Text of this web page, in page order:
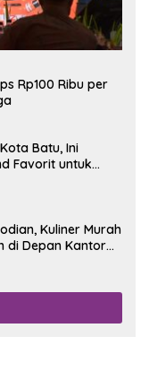
Rp100 Ribu per
Batu, Ini
Favorit untuk
Kuliner Murah
di Depan Kantor